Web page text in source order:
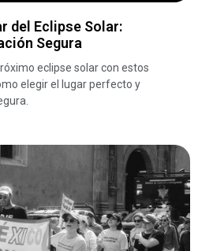
del Eclipse Solar:
Segura
eclipse solar con estos
elegir el lugar perfecto y